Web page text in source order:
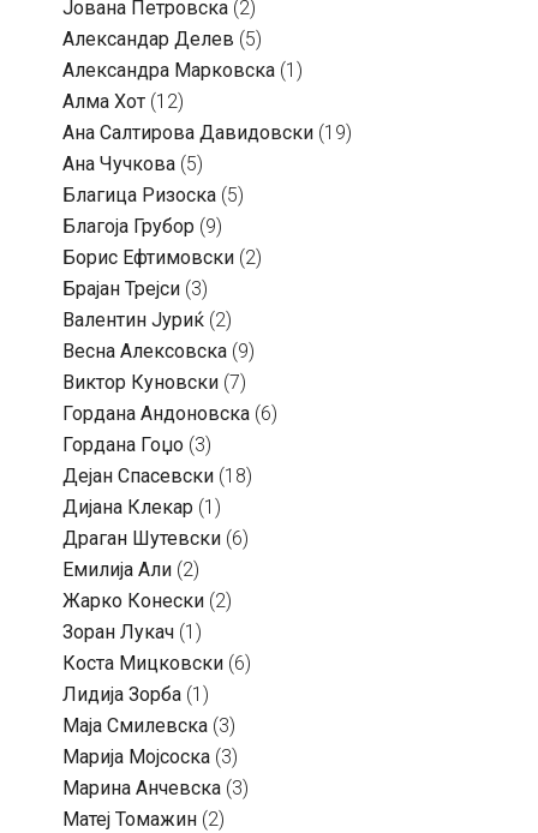
Јована Петровска (2)
Александар Делев (5)
Александра Марковска (1)
Алма Хот (12)
Ана Салтирова Давидовски (19)
Ана Чучкова (5)
Благица Ризоска (5)
Благоја Грубор (9)
Борис Ефтимовски (2)
Брајан Трејси (3)
Валентин Јуриќ (2)
Весна Алексовска (9)
Виктор Куновски (7)
Гордана Андоновска (6)
Гордана Гоџо (3)
Дејан Спасевски (18)
Дијана Клекар (1)
Драган Шутевски (6)
Емилија Али (2)
Жарко Конески (2)
Зоран Лукач (1)
Коста Мицковски (6)
Лидија Зорба (1)
Маја Смилевска (3)
Марија Мојсоска (3)
Марина Анчевска (3)
Матеј Томажин (2)